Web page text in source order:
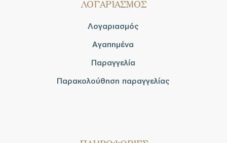
ΛΟΓΑΡΙΑΣΜΟΣ
Λογαριασμός
Αγαπημένα
Παραγγελία
Παρακολούθηση παραγγελίας